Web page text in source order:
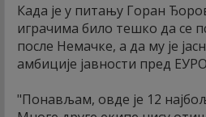
Када је у питању Горан
играчима било тешко да се
после Немачке, а да му је
амбиције јавности пред
"Понављам, овде је 12